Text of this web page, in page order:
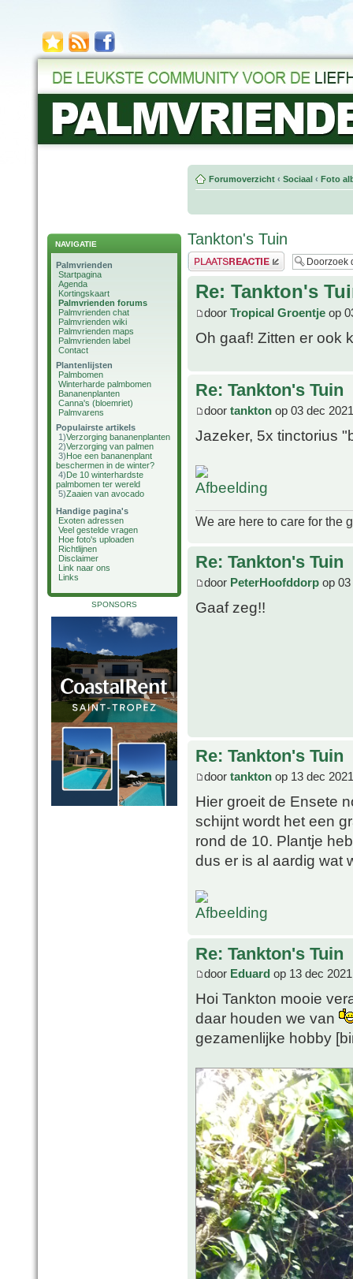
NAVIGATIE
Palmvrienden
Startpagina
Agenda
Kortingskaart
Palmvrienden forums
Palmvrienden chat
Palmvrienden wiki
Palmvrienden maps
Palmvrienden label
Contact
Plantenlijsten
Palmbomen
Winterharde palmbomen
Bananenplanten
Canna's (bloemriet)
Palmvarens
Populairste artikels
1)Verzorging bananenplanten
2)Verzorging van palmen
3)Hoe een bananenplant
beschermen in de winter?
4)De 10 winterhardste
palmbomen ter wereld
5)Zaaien van avocado
Handige pagina's
Exoten adressen
Veel gestelde vragen
Hoe foto's uploaden
Richtlijnen
Disclaimer
Link naar ons
Links
SPONSORS
Forumoverzicht ‹ Sociaal ‹ Foto
Tankton's Tuin
Plaats een reactie
Re: Tankton's
door Tropical Groentje op
Oh gaaf! Zitten er ook
Re: Tankton's Tuin
door tankton op 03 dec
Jazeker, 5x tinctorius
We are here to care for the
Re: Tankton's Tuin
door PeterHoofddorp op
Gaaf zeg!!
Re: Tankton's Tuin
door tankton op 13 dec
Hier groeit de Ensete
schijnt wordt het een
rond de 10. Plantje
dus er is al aardig wat
Re: Tankton's Tuin
door Eduard op 13 dec
Hoi Tankton mooie
daar houden we van
gezamenlijke hobby